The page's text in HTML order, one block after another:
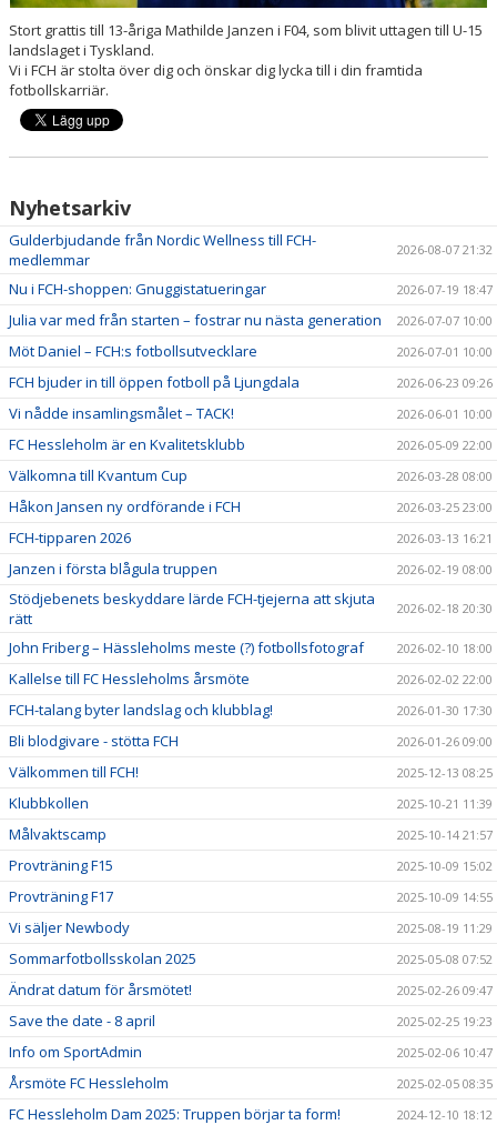
Stort grattis till 13-åriga Mathilde Janzen i F04, som blivit uttagen till U-15
landslaget i Tyskland.
Vi i FCH är stolta över dig och önskar dig lycka till i din framtida
fotbollskarriär.
Nyhetsarkiv
Gulderbjudande från Nordic Wellness till FCH-
medlemmar
2026-08-07 21:32
Nu i FCH-shoppen: Gnuggistatueringar 2026-07-19 18:47
Julia var med från starten – fostrar nu nästa generation 2026-07-07 10:00
Möt Daniel – FCH:s fotbollsutvecklare 2026-07-01 10:00
FCH bjuder in till öppen fotboll på Ljungdala 2026-06-23 09:26
Vi nådde insamlingsmålet – TACK! 2026-06-01 10:00
FC Hessleholm är en Kvalitetsklubb 2026-05-09 22:00
Välkomna till Kvantum Cup 2026-03-28 08:00
Håkon Jansen ny ordförande i FCH 2026-03-25 23:00
FCH-tipparen 2026 2026-03-13 16:21
Janzen i första blågula truppen 2026-02-19 08:00
Stödjebenets beskyddare lärde FCH-tjejerna att skjuta
rätt
2026-02-18 20:30
John Friberg – Hässleholms meste (?) fotbollsfotograf 2026-02-10 18:00
Kallelse till FC Hessleholms årsmöte 2026-02-02 22:00
FCH-talang byter landslag och klubblag! 2026-01-30 17:30
Bli blodgivare - stötta FCH 2026-01-26 09:00
Välkommen till FCH! 2025-12-13 08:25
Klubbkollen 2025-10-21 11:39
Målvaktscamp 2025-10-14 21:57
Provträning F15 2025-10-09 15:02
Provträning F17 2025-10-09 14:55
Vi säljer Newbody 2025-08-19 11:29
Sommarfotbollsskolan 2025 2025-05-08 07:52
Ändrat datum för årsmötet! 2025-02-26 09:47
Save the date - 8 april 2025-02-25 19:23
Info om SportAdmin 2025-02-06 10:47
Årsmöte FC Hessleholm 2025-02-05 08:35
FC Hessleholm Dam 2025: Truppen börjar ta form! 2024-12-10 18:12